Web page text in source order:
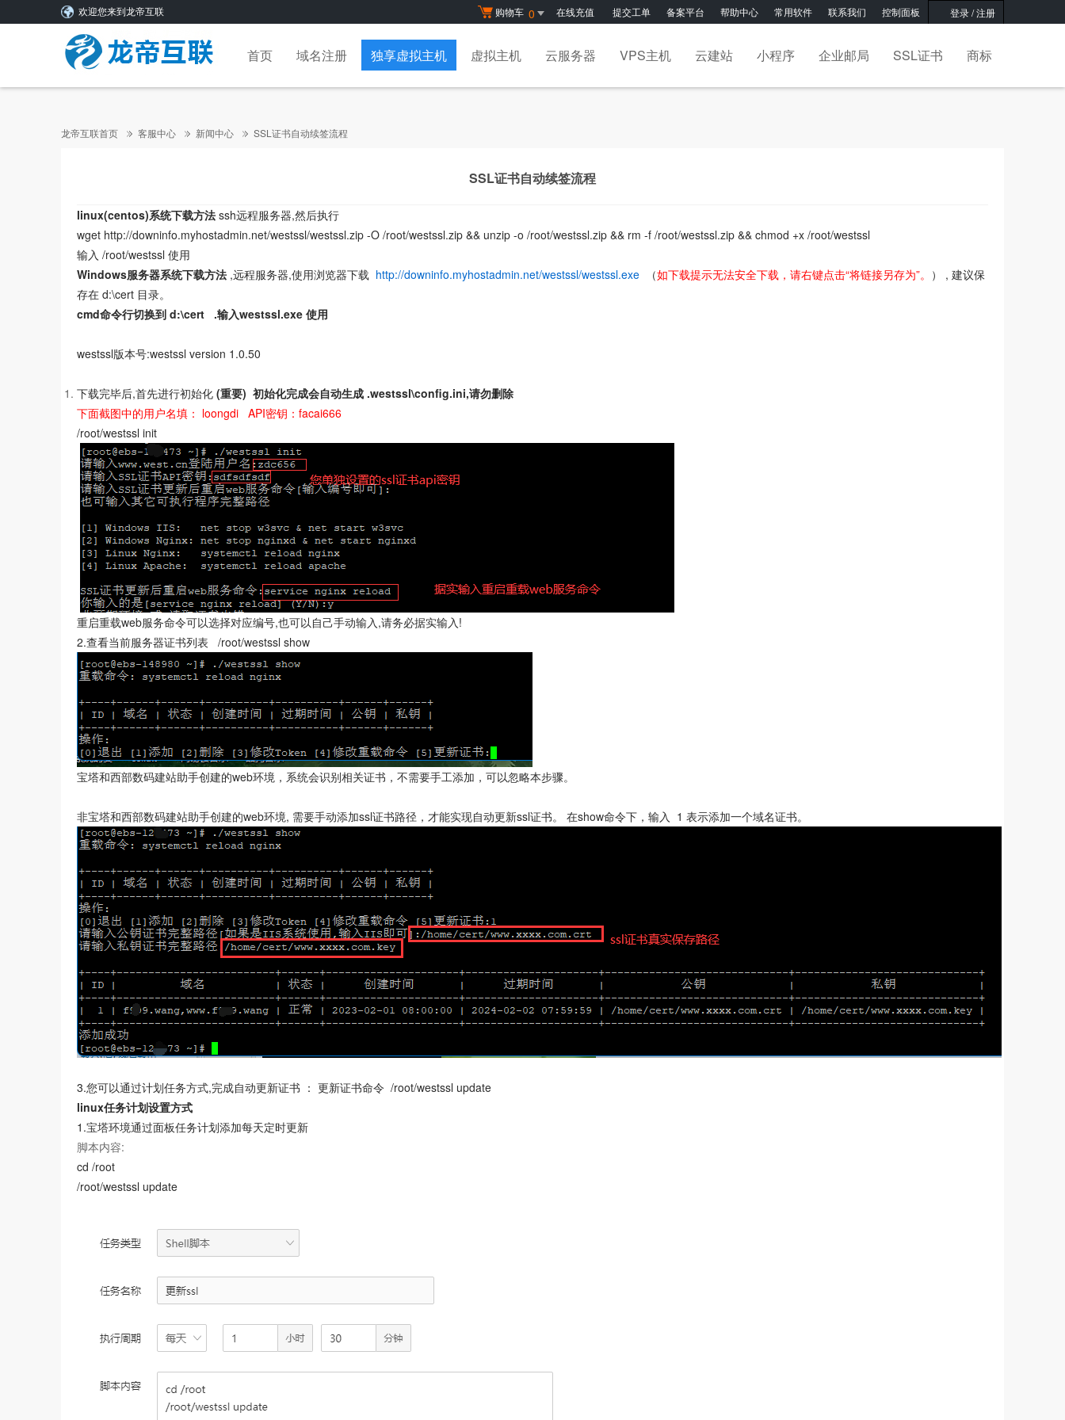
购物车 0 在线充值 提交工单 备案平台 帮助中心 常用软件 联系我们 控制面板 登录/注册
欢迎您来到龙帝互联
首页 域名注册 独享虚拟主机 虚拟主机 云服务器 VPS主机 云建站 小程序 企业邮局 SSL证书 商标
龙帝互联首页 客服中心 新闻中心 SSL证书自动续签流程
SSL证书自动续签流程
linux(centos)系统下载方法 ssh远程服务器,然后执行
wget http://downinfo.myhostadmin.net/westssl/westssl.zip -O /root/westssl.zip && unzip -o /root/westssl.zip && rm -f /root/westssl.zip && chmod +x /root/westssl
输入 /root/westssl 使用
Windows服务器系统下载方法 ,远程服务器,使用浏览器下载 http://downinfo.myhostadmin.net/westssl/westssl.exe （如下载提示无法安全下载，请右键点击“将链接另存为”。 ） , 建议保
存在 d:\cert 目录。
cmd命令行切换到 d:\cert .输入westssl.exe 使用
westssl版本号:westssl version 1.0.50
下载完毕后,首先进行初始化 (重要) 初始化完成会自动生成 .westssl\config.ini,请勿删除
下面截图中的用户名填： loongdi API密钥：facai666
/root/westssl init
重启重载web服务命令可以选择对应编号,也可以自己手动输入,请务必据实输入!
2.查看当前服务器证书列表 /root/westssl show
宝塔和西部数码建站助手创建的web环境，系统会识别相关证书，不需要手工添加，可以忽略本步骤。
非宝塔和西部数码建站助手创建的web环境, 需要手动添加ssl证书路径，才能实现自动更新ssl证书。 在show命令下，输入 1 表示添加一个域名证书。
3.您可以通过计划任务方式,完成自动更新证书 ： 更新证书命令 /root/westssl update
linux任务计划设置方式
1.宝塔环境通过面板任务计划添加每天定时更新
脚本内容:
cd /root
/root/westssl update